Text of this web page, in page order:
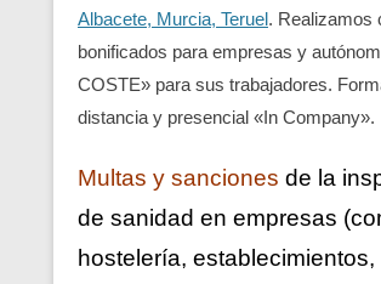
Albacete, Murcia, Teruel. Realizamos
bonificados para empresas y
COSTE» para sus trabajadores.
distancia y presencial «In Company».
Multas y sanciones de la
de sanidad en empresas
hostelería, establecimientos,